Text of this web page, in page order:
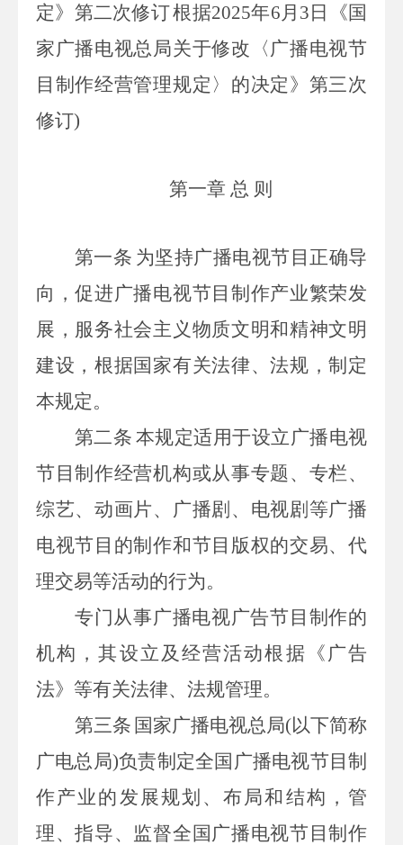
定》第二次修订根据2025年6月 3 日《国
家广播电视总局关于修改〈广播电视节
目制作经营管理规定〉的决定》第三次
修订)
第一章 总 则
第一条 为坚持广播电视节目正确导
向，促进广播电视节目制作产业繁荣发
展，服务社会主义物质文明和精神文明
建设，根据国家有关法律、法规，制定
本规定。
第二条 本规定适用于设立广播电视
节目制作经营机构或从事专题、专栏、
综艺、动画片、广播剧、电视剧等广播
电视节目的制作和节目版权的交易、代
理交易等活动的行为。
专门从事广播电视广告节目制作的
机构，其设立及经营活动根据《广告
法》等有关法律、法规管理。
第三条 国家广播电视总局(以下简称
广电总局)负责制定全国广播电视节目制
作产业的发展规划、布局和结构，管
理、指导、监督全国广播电视节目制作